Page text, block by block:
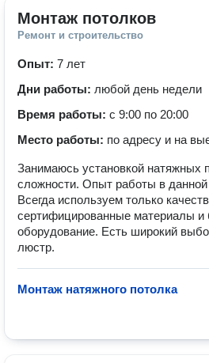
Монтаж потолков
Ремонт и строительство
Опыт: 7 лет
Дни работы: любой день недели
Время работы: с 9:00 по 20:00
Место работы: по адресу и на
Занимаюсь установкой натяжных
сложности. Опыт работы в
Всегда используем только
сертифицированные материалы и
оборудование. Есть широкий
люстр.
Монтаж натяжного потолка